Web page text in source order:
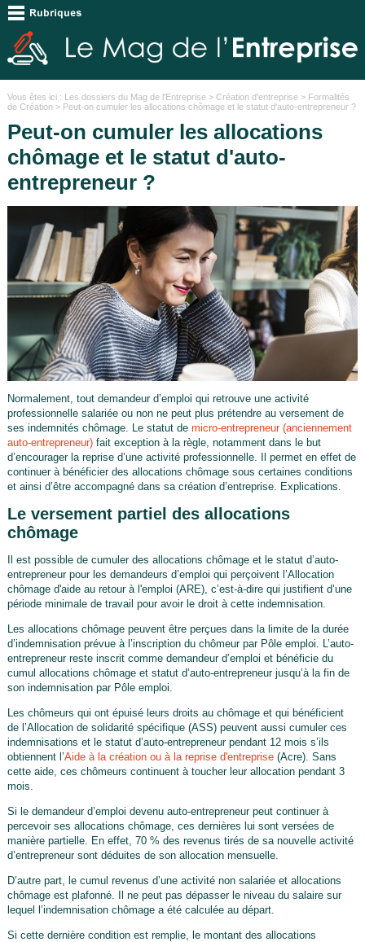
Vous êtes ici : Les dossiers du Mag de l'Entreprise> Création d'entreprise> Formalités
de Création> Peut-on cumuler les allocations chômage et le statut d'auto-entrepreneur ?
Peut-on cumuler les allocations
chômage et le statut d'auto-
entrepreneur ?
Normalement, tout demandeur d’emploi qui retrouve une activité
professionnelle salariée ou non ne peut plus prétendre au versement de
ses indemnités chômage. Le statut de micro-entrepreneur (anciennement
auto-entrepreneur)fait exception à la règle, notamment dans le but
d’encourager la reprise d’une activité professionnelle. Il permet en effet de
continuer à bénéficier des allocations chômage sous certaines conditions
et ainsi d’être accompagné dans sa création d’entreprise. Explications.
Le versement partiel des allocations
chômage
Il est possible de cumuler des allocations chômage et le statut d’auto-
entrepreneur pour les demandeurs d’emploi qui perçoivent l’Allocation
chômage d'aide au retour à l'emploi (ARE), c’est-à-dire qui justifient d’une
période minimale de travail pour avoir le droit à cette indemnisation.
Les allocations chômage peuvent être perçues dans la limite de la durée
d’indemnisation prévue à l’inscription du chômeur par Pôle emploi. L’auto-
entrepreneur reste inscrit comme demandeur d’emploi et bénéficie du
cumul allocations chômage et statut d’auto-entrepreneur jusqu’à la fin de
son indemnisation par Pôle emploi.
Les chômeurs qui ont épuisé leurs droits au chômage et qui bénéficient
de l’Allocation de solidarité spécifique (ASS) peuvent aussi cumuler ces
indemnisations et le statut d’auto-entrepreneur pendant 12 mois s’ils
obtiennent l’Aide à la création ou à la reprise d'entreprise(Acre). Sans
cette aide, ces chômeurs continuent à toucher leur allocation pendant 3
mois.
Si le demandeur d’emploi devenu auto-entrepreneur peut continuer à
percevoir ses allocations chômage, ces dernières lui sont versées de
manière partielle. En effet, 70 % des revenus tirés de sa nouvelle activité
d’entrepreneur sont déduites de son allocation mensuelle.
D’autre part, le cumul revenus d’une activité non salariée et allocations
chômage est plafonné. Il ne peut pas dépasser le niveau du salaire sur
lequel l’indemnisation chômage a été calculée au départ.
Si cette dernière condition est remplie, le montant des allocations